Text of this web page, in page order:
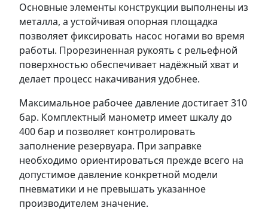
Основные элементы конструкции выполнены из
металла, а устойчивая опорная площадка
позволяет фиксировать насос ногами во время
работы. Прорезиненная рукоять с рельефной
поверхностью обеспечивает надёжный хват и
делает процесс накачивания удобнее.
Максимальное рабочее давление достигает 310
бар. Комплектный манометр имеет шкалу до
400 бар и позволяет контролировать
заполнение резервуара. При заправке
необходимо ориентироваться прежде всего на
допустимое давление конкретной модели
пневматики и не превышать указанное
производителем значение.